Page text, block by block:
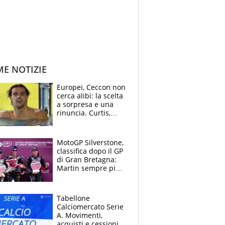
NOTIZIE
Europei, Ceccon non
cerca alibi: la scelta
a sorpresa e una
rinuncia. Curtis,
c’è”
MotoGP Silverstone,
classifica dopo il GP
di Gran Bretagna:
Martin sempre più
Tabellone
Calciomercato Serie
A. Movimenti,